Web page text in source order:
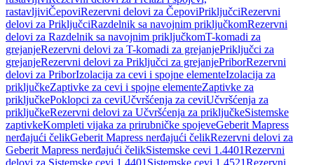
rastavljiviČepoviRezervni delovi za ČepoviPriključciRezervni
delovi za PriključciRazdelnik sa navojnim priključkomRezervni
delovi za Razdelnik sa navojnim priključkomT-komadi za
grejanjeRezervni delovi za T-komadi za grejanjePriključci za
grejanjeRezervni delovi za Priključci za grejanjePriborRezervni
delovi za PriborIzolacija za cevi i spojne elementeIzolacija za
priključkeZaptivke za cevi i spojne elementeZaptivke za
priključkePoklopci za ceviUčvršćenja za ceviUčvršćenja za
priključkeRezervni delovi za Učvršćenja za priključkeSistemske
zaptivkeKompleti vijaka za prirubničke spojeveGeberit Mapress
nerđajući čelikGeberit Mapress nerđajući čelikRezervni delovi za
Geberit Mapress nerđajući čelikSistemske cevi 1.4401Rezervni
delovi za Sistemske cevi 1.4401 Sistemske cevi 1.4521Rezervni